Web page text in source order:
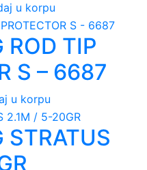
u korpu
ROD TIP
S – 6687
u korpu
STRATUS